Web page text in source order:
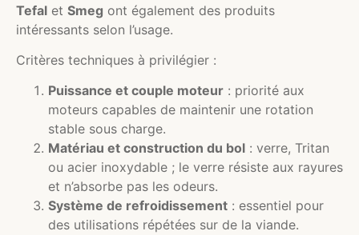
Tefal et Smeg ont également des produits
intéressants selon l’usage.
Critères techniques à privilégier :
Puissance et couple moteur : priorité aux
moteurs capables de maintenir une rotation
stable sous charge.
Matériau et construction du bol : verre, Tritan
ou acier inoxydable ; le verre résiste aux rayures
et n’absorbe pas les odeurs.
Système de refroidissement : essentiel pour
des utilisations répétées sur de la viande.